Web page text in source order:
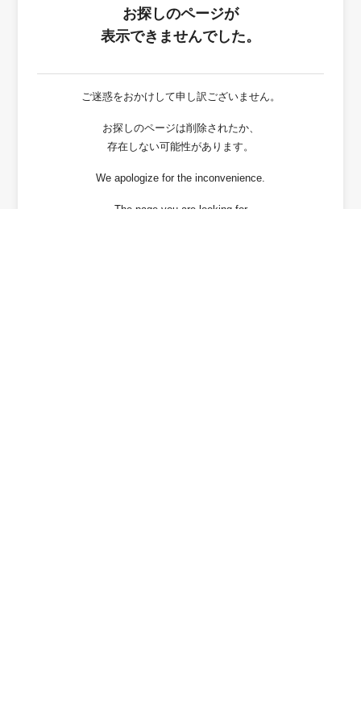
お探しのページが
表示できませんでした。
ご迷惑をおかけして申し訳ございません。
お探しのページは削除されたか、
存在しない可能性があります。
We apologize for the inconvenience.
The page you are looking for